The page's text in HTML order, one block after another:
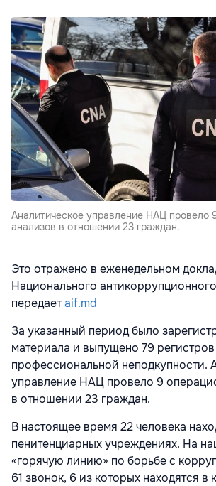
Аналитическое управление НАЦ провело
анализов в отношении 23 граждан.
Это отражено в еженедельном
Национального
передаетaif.md
За указанный период было
материала и выпущено 79
профессиональной неподкупности.
управление НАЦ провело 9
в отношении 23 граждан.
В настоящее время 22 человека
пенитенциарных учреждениях. На
«горячую линию» по борьбе с
61 звонок, 6 из которых находятся в